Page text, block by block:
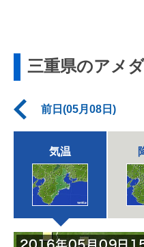
三重県のアメ
前日(05月08日)
気温